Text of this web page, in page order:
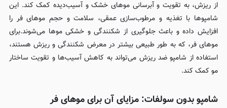
از ریزش، به تقویت و آبرسانی موهای خشک و آسیب‌دیده کمک کند. این
شامپوها با تغذیه و مرطوب‌سازی عمقی، سلامت و حجم موهای فر را
افزایش داده و باعث جلوگیری از شکنندگی و خشکی موها می‌شوند.برای
موهای فر، که به طور طبیعی بیشتر در معرض شکنندگی و ریزش هستند،
استفاده از شامپو ضد ریزش می‌تواند به کاهش آسیب‌ها و تقویت ساختار
مو کمک کند.
شامپو بدون سولفات: مزایای آن برای موهای فر